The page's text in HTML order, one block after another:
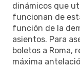
dinámicos que
funcionan de
función de la
asientos. Para
boletos a Roma,
máxima